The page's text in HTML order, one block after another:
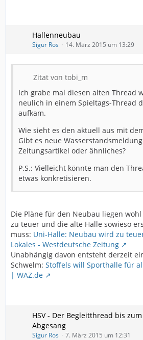
Hallenneubau
Sigur Ros 14. März 2015 um 13:29
Zitat von tobi_m
Ich grabe mal diesen alten Thread
neulich in einem Spieltags-Thread
aufkam.
Wie sieht es den aktuell aus mit
Gibt es neue
Zeitungsartikel oder ähnliches?
P.S.: Vielleicht könnte man den
etwas konkretisieren.
Die Pläne für den Neubau liegen
zu teuer und die alte Halle sowieso
muss: Uni-Halle: Neubau wird zu
Lokales - Westdeutsche Zeitung
Unabhängig davon entsteht derzeit
Schwelm: Stoffels will Sporthalle für
| WAZ.de
HSV - Der Begleitthread bis
Abgesang
Sigur Ros 7. März 2015 um 12:31